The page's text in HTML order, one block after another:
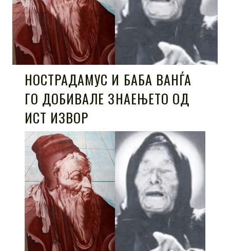
НОСТРАДАМУС И БАБА ВАНЃА
ГО ДОБИВАЛЕ ЗНАЕЊЕТО ОД
ИСТ ИЗВОР